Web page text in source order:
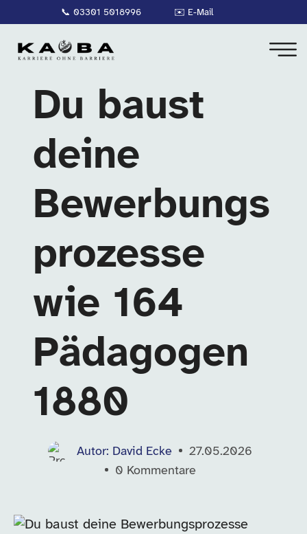
📞 03301 5018996 ✉️ E-Mail
Du baust
deine
Bewerbungs
prozesse
wie 164
Pädagogen
1880
Autor: David Ecke
27.05.2026
0 Kommentare